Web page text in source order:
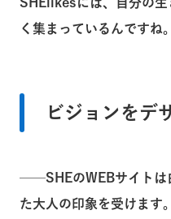
く集まっているんですね。
ビジョンをデ
──SHEのWEBサイト
た大人の印象を受けます。